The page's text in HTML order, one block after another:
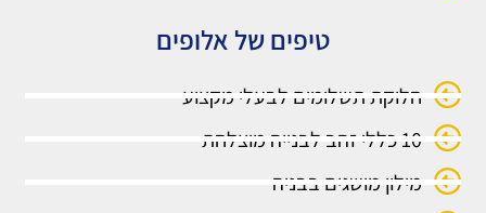
טיפים של אלופים
חלוקת תשלומים לבעלי מקצוע
10 כללי זהב לבנייה מוצלחת
מילון מושגים בבניה